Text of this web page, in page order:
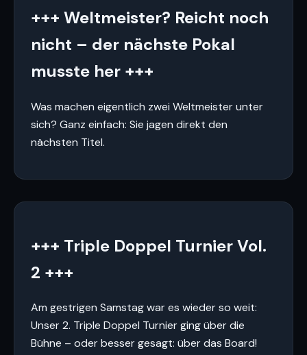
+++ Weltmeister? Reicht noch
nicht – der nächste Pokal
musste her +++
Was machen eigentlich zwei Weltmeister unter
sich? Ganz einfach: Sie jagen direkt den
nächsten Titel.
+++ Triple Doppel Turnier Vol.
2 +++
Am gestrigen Samstag war es wieder so weit:
Unser 2. Triple Doppel Turnier ging über die
Bühne – oder besser gesagt: über das Board!